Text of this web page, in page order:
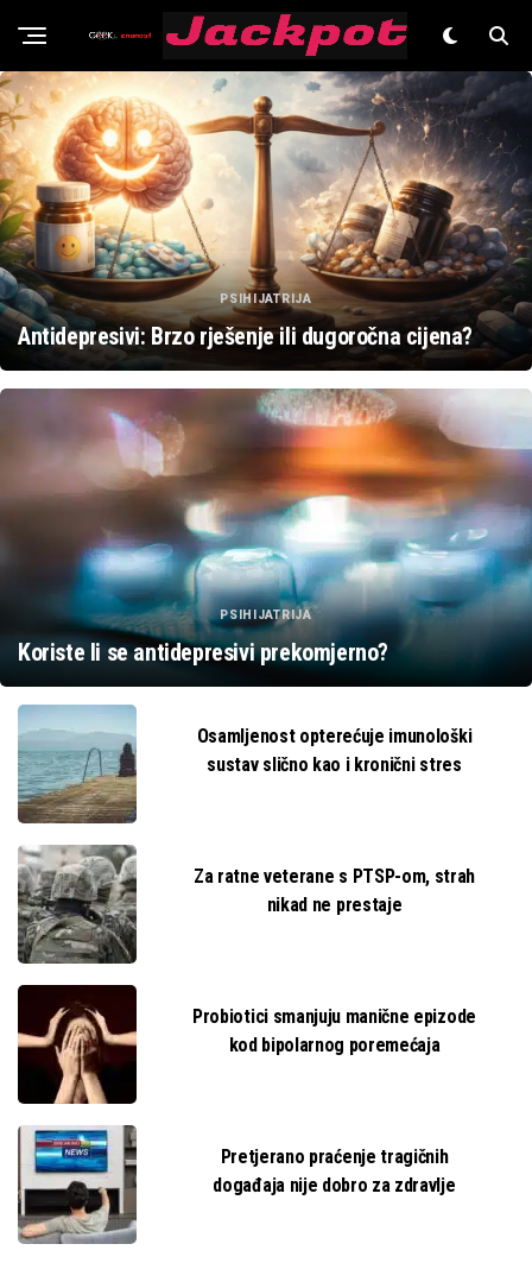
Znanost
PSIHIJATRIJA
Antidepresivi: Brzo rješenje ili dugoročna cijena?
PSIHIJATRIJA
Koriste li se antidepresivi prekomjerno?
Osamljenost opterećuje imunološki
sustav slično kao i kronični stres
Za ratne veterane s PTSP-om, strah
nikad ne prestaje
Probiotici smanjuju manične epizode
kod bipolarnog poremećaja
Pretjerano praćenje tragičnih
događaja nije dobro za zdravlje